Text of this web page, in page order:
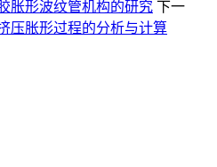
胀形波纹管机构的研究 下一
压胀形过程的分析与计算